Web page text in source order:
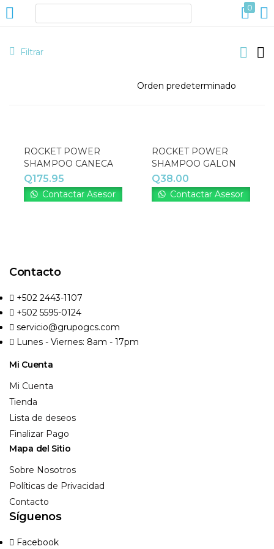
0
Filtrar
ROCKET POWER
SHAMPOO CANECA
Q175.95
Contactar Asesor
ROCKET POWER
SHAMPOO GALON
Q38.00
Contactar Asesor
Contacto
+502 2443-1107
+502 5595-0124
servicio@grupogcs.com
Lunes - Viernes: 8am - 17pm
Mi Cuenta
Mi Cuenta
Tienda
Lista de deseos
Finalizar Pago
Mapa del Sitio
Sobre Nosotros
Políticas de Privacidad
Contacto
Síguenos
Facebook